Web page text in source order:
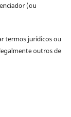
(ou
termos jurídicos ou
outros de